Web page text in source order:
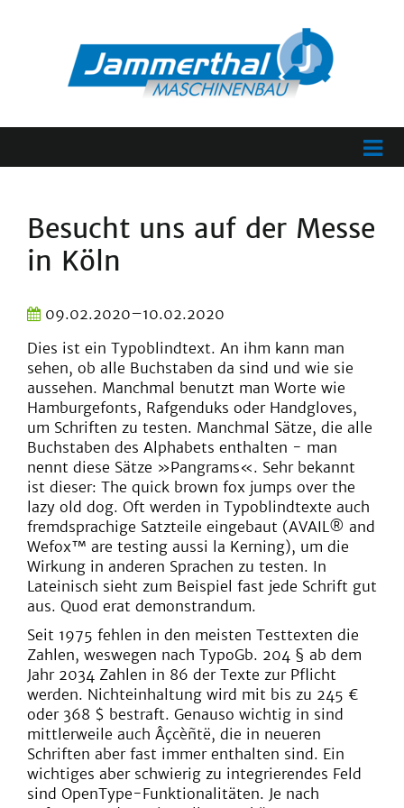
Besucht uns auf der Messe
in Köln
09.02.2020–10.02.2020
Dies ist ein Typoblindtext. An ihm kann man
sehen, ob alle Buchstaben da sind und wie sie
aussehen. Manchmal benutzt man Worte wie
Hamburgefonts, Rafgenduks oder Handgloves,
um Schriften zu testen. Manchmal Sätze, die alle
Buchstaben des Alphabets enthalten - man
nennt diese Sätze »Pangrams«. Sehr bekannt
ist dieser: The quick brown fox jumps over the
lazy old dog. Oft werden in Typoblindtexte auch
fremdsprachige Satzteile eingebaut (AVAIL® and
Wefox™ are testing aussi la Kerning), um die
Wirkung in anderen Sprachen zu testen. In
Lateinisch sieht zum Beispiel fast jede Schrift gut
aus. Quod erat demonstrandum.
Seit 1975 fehlen in den meisten Testtexten die
Zahlen, weswegen nach TypoGb. 204 § ab dem
Jahr 2034 Zahlen in 86 der Texte zur Pflicht
werden. Nichteinhaltung wird mit bis zu 245 €
oder 368 $ bestraft. Genauso wichtig in sind
mittlerweile auch Âçcèñtë, die in neueren
Schriften aber fast immer enthalten sind. Ein
wichtiges aber schwierig zu integrierendes Feld
sind OpenType-Funktionalitäten. Je nach